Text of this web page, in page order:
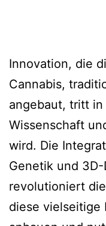
Innovation, die
Cannabis,
angebaut, tritt
Wissenschaft
wird. Die
Genetik und
revolutioniert
diese vielseitige